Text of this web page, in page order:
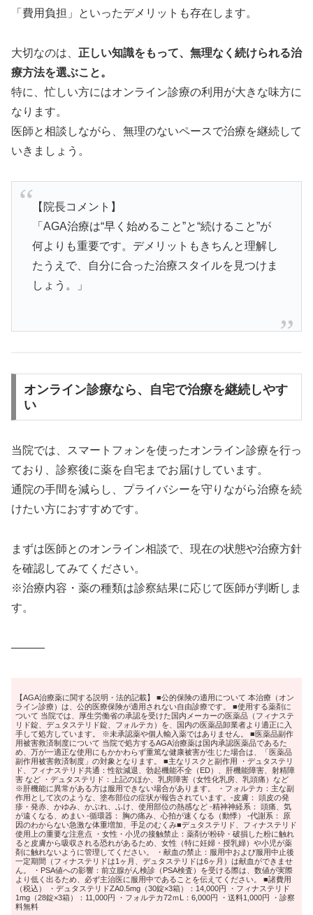
「費用負担」といったデメリットも存在します。
大切なのは、 正しい知識をもって、無理なく続けられる治
療方法を選ぶこと。
特に、忙しい方にはオンライン診療の利用が大きな味方に
なります。
医師と相談しながら、無理のないペースで治療を継続して
いきましょう。
【院長コメント】
「AGA治療は“早く始めること”と“続けること”が
何よりも重要です。デメリットもきちんと理解し
たうえで、自分に合った治療スタイルを見つけま
しょう。」
オンライン診療なら、自宅で治療を継続しやす
い
当院では、スマートフォンを使ったオンライン診療を行っ
ており、診察後に薬を自宅までお届けしています。
通院の手間を減らし、プライバシーを守りながら治療を続
けたい方におすすめです。
まずは医師とのオンライン相談で、現在の状態や治療方針
を確認してみてください。
※治療内容・薬の種類は診察結果に応じて医師が判断しま
す。
―――
【AGA治療薬に関する説明・法的記載】 ■公的保険の適用について 本治療（オン
ライン診療）は、公的医療保険が適用されない自由診療です。 ■使用する薬剤に
ついて 当院では、厚生労働省の承認を受けた国内メーカーの医薬品（フィナステ
リド錠、デュタステリド錠、フォルテカ）を、国内の医薬品卸業者より適正に入
手して処方しています。 ※未承認薬や個人輸入薬ではありません。 ■医薬品副作
用被害救済制度について 当院で処方するAGA治療薬は国内承認医薬品であるた
め、万が一適正な使用にもかかわらず重篤な健康被害が生じた場合は、「医薬品
副作用被害救済制度」の対象となります。 ■主なリスクと副作用 ・デュタステリ
ド、フィナステリド共通：性欲減退、勃起機能不全（ED）、肝機能障害、射精障
害 など ・デュタステリド：上記のほか、乳房障害（女性化乳房、乳頭痛）など
※肝機能に異常がある方は服用できない場合があります。 ・フォルテカ：主な副
作用として次のような、塗布部位の症状が報告されています。-皮膚： 頭皮の発
疹・発赤、かゆみ、かぶれ、ふけ、使用部位の熱感など -精神神経系： 頭痛、気
が遠くなる、めまい -循環器： 胸の痛み、心拍が速くなる（動悸） -代謝系： 原
因のわからない急激な体重増加、手足のむくみ■デュタステリド、フィナステリド
使用上の重要な注意点 ・女性・小児の接触禁止：薬剤が粉砕・破損した粉に触れ
ると皮膚から吸収される恐れがあるため、女性（特に妊婦・授乳婦）や小児が薬
剤に触れないように管理してください。 ・献血の禁止：服用中および服用中止後
一定期間（フィナステリドは1ヶ月、デュタステリドは6ヶ月）は献血ができませ
ん。 ・PSA値への影響：前立腺がん検診（PSA検査）を受ける際は、数値が実際
より低く出るため、必ず主治医に服用中であることを伝えてください。 ■諸費用
（税込） ・デュタステリドZA0.5mg（30錠×3箱）：14,000円 ・フィナステリド
1mg（28錠×3箱）：11,000円 ・フォルテカ72ｍL：6,000円 ・送料1,000円 ・診察
料無料